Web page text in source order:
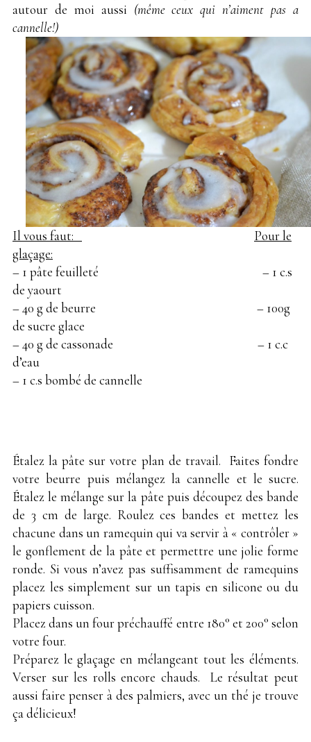
autour de moi aussi (même ceux qui n’aiment pas a
cannelle!)
Il vous faut:
Pour le
glaçage:
– 1 pâte feuilleté – 1 c.s
de yaourt
– 40 g de beurre – 100g
de sucre glace
– 40 g de cassonade – 1 c.c
d’eau
– 1 c.s bombé de cannelle
Étalez la pâte sur votre plan de travail. Faites fondre
votre beurre puis mélangez la cannelle et le sucre.
Étalez le mélange sur la pâte puis découpez des bande
de 3 cm de large. Roulez ces bandes et mettez les
chacune dans un ramequin qui va servir à « contrôler »
le gonflement de la pâte et permettre une jolie forme
ronde. Si vous n’avez pas suffisamment de ramequins
placez les simplement sur un tapis en silicone ou du
papiers cuisson.
Placez dans un four préchauffé entre 180° et 200° selon
votre four.
Préparez le glaçage en mélangeant tout les éléments.
Verser sur les rolls encore chauds. Le résultat peut
aussi faire penser à des palmiers, avec un thé je trouve
ça délicieux!